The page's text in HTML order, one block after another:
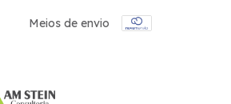
Meios de envio